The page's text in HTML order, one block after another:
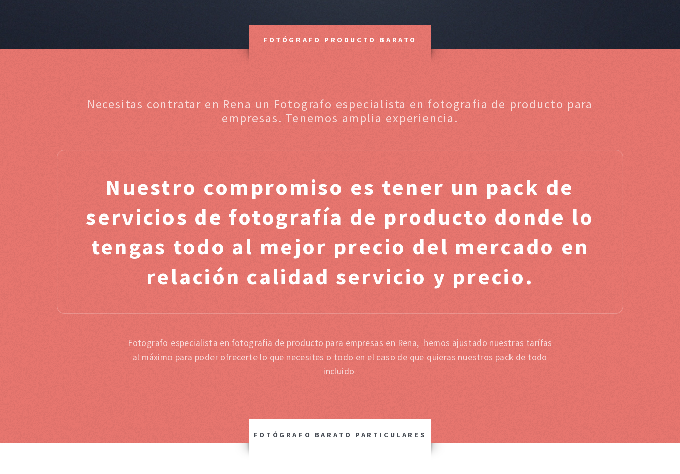
FOTÓGRAFO PRODUCTO BARATO
Necesitas contratar en Rena un Fotografo especialista en fotografia de producto para
empresas. Tenemos amplia experiencia.
Nuestro compromiso es tener un pack de
servicios de fotografía de producto donde lo
tengas todo al mejor precio del mercado en
relación calidad servicio y precio.
Fotografo especialista en fotografia de producto para empresas en Rena, hemos ajustado nuestras tarífas
al máximo para poder ofrecerte lo que necesites o todo en el caso de que quieras nuestros pack de todo
incluido
FOTÓGRAFO BARATO PARTICULARES